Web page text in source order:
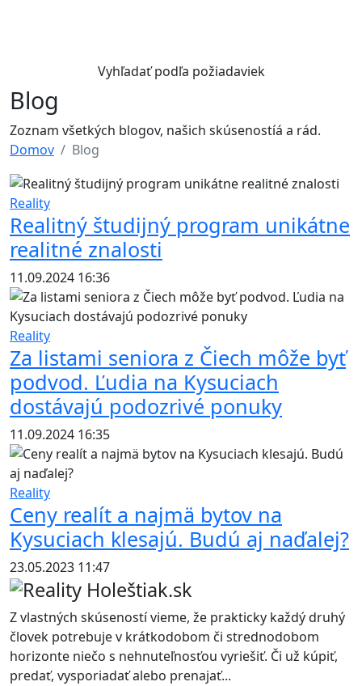
Vyhľadať podľa požiadaviek
Blog
Zoznam všetkých blogov, našich skúsenostíá a rád.
Domov
Blog
Reality
Realitný študijný program unikátne
realitné znalosti
11.09.2024 16:36
Reality
Za listami seniora z Čiech môže byť
podvod. Ľudia na Kysuciach
dostávajú podozrivé ponuky
11.09.2024 16:35
Reality
Ceny realít a najmä bytov na
Kysuciach klesajú. Budú aj naďalej?
23.05.2023 11:47
Z vlastných skúseností vieme, že prakticky každý druhý
človek potrebuje v krátkodobom či strednodobom
horizonte niečo s nehnuteľnosťou vyriešiť. Či už kúpiť,
predať, vysporiadať alebo prenajať...